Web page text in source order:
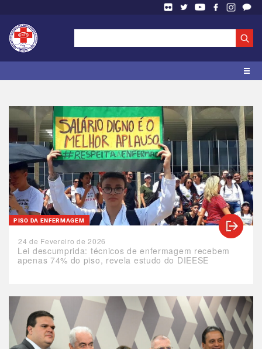
Lei descumprida: técnicos de enfermagem recebem
apenas 74% do piso, revela estudo do DIEESE
PISO DA ENFERMAGEM
24 de Fevereiro de 2026